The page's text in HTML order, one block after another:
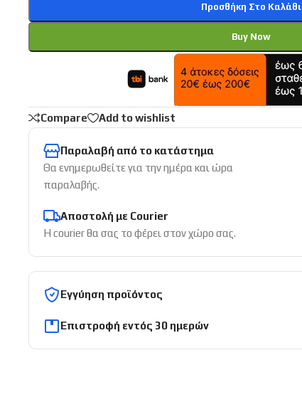
Προσθήκη Στο Καλάθι
Buy Now
Compare Add to wishlist
Παραλαβή από το κατάστημα
Θα ενημερωθείτε για την ημέρα και ώρα
παραλαβής.
Αποστολή με Courier
Η courier θα σας το φέρει στον χώρο σας.
Εγγύηση προϊόντος
Επιστροφή εντός 30 ημερών